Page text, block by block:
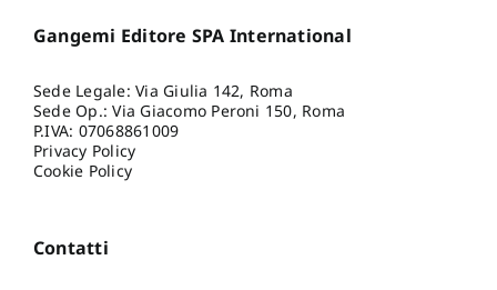
Gangemi Editore SPA International
Sede Legale: Via Giulia 142, Roma
Sede Op.: Via Giacomo Peroni 150, Roma
P.IVA: 07068861009
Privacy Policy
Cookie Policy
Contatti